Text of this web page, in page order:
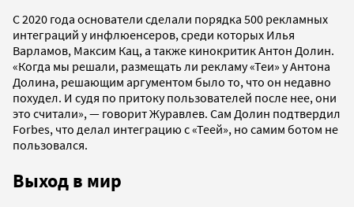
С 2020 года основатели сделали порядка 500 рекламных
интеграций у инфлюенсеров, среди которых Илья
Варламов, Максим Кац, а также кинокритик Антон Долин.
«Когда мы решали, размещать ли рекламу «Теи» у Антона
Долина, решающим аргументом было то, что он недавно
похудел. И судя по притоку пользователей после нее, они
это считали», — говорит Журавлев. Сам Долин подтвердил
Forbes, что делал интеграцию с «Теей», но самим ботом не
пользовался.
Выход в мир